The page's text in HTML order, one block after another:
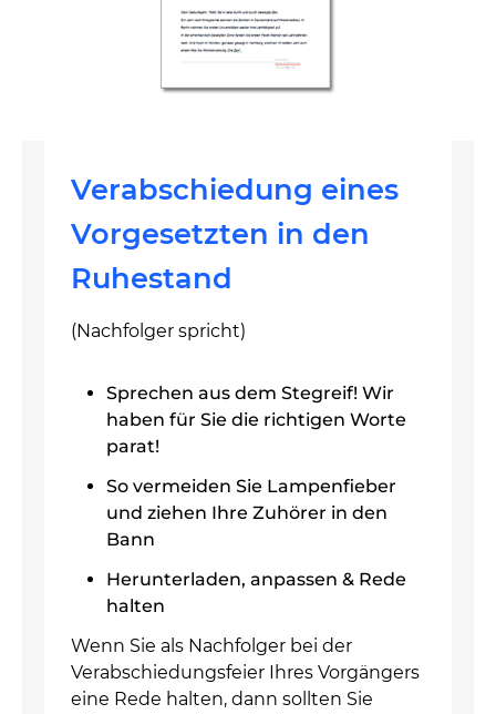
Verabschiedung eines
Vorgesetzten in den
Ruhestand
(Nachfolger spricht)
Sprechen aus dem Stegreif! Wir
haben für Sie die richtigen Worte
parat!
So vermeiden Sie Lampenfieber
und ziehen Ihre Zuhörer in den
Bann
Herunterladen, anpassen & Rede
halten
Wenn Sie als Nachfolger bei der
Verabschiedungsfeier Ihres Vorgängers
eine Rede halten, dann sollten Sie